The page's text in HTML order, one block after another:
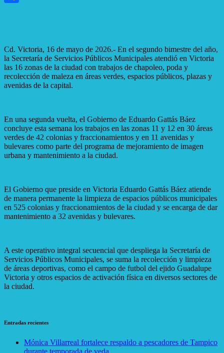
Cd. Victoria, 16 de mayo de 2026.- En el segundo bimestre del año,
la Secretaría de Servicios Públicos Municipales atendió en Victoria
las 16 zonas de la ciudad con trabajos de chapoleo, poda y
recolección de maleza en áreas verdes, espacios públicos, plazas y
avenidas de la capital.
En una segunda vuelta, el Gobierno de Eduardo Gattás Báez
concluye esta semana los trabajos en las zonas 11 y 12 en 30 áreas
verdes de 42 colonias y fraccionamientos y en 11 avenidas y
bulevares como parte del programa de mejoramiento de imagen
urbana y mantenimiento a la ciudad.
El Gobierno que preside en Victoria Eduardo Gattás Báez atiende
de manera permanente la limpieza de espacios públicos municipales
en 525 colonias y fraccionamientos de la ciudad y se encarga de dar
mantenimiento a 32 avenidas y bulevares.
A este operativo integral secuencial que despliega la Secretaría de
Servicios Públicos Municipales, se suma la recolección y limpieza
de áreas deportivas, como el campo de futbol del ejido Guadalupe
Victoria y otros espacios de activación física en diversos sectores de
la ciudad.
Entradas recientes
Mónica Villarreal fortalece respaldo a pescadores de Tampico
durante temporada de veda